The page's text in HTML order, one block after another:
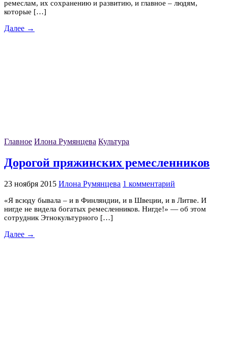
ремеслам, их сохранению и развитию, и главное – людям,
которые […]
Далее →
Главное Илона Румянцева Культура
Дорогой пряжинских ремесленников
23 ноября 2015 Илона Румянцева 1 комментарий
«Я всюду бывала – и в Финляндии, и в Швеции, и в Литве. И
нигде не видела богатых ремесленников. Нигде!» — об этом
сотрудник Этнокультурного […]
Далее →